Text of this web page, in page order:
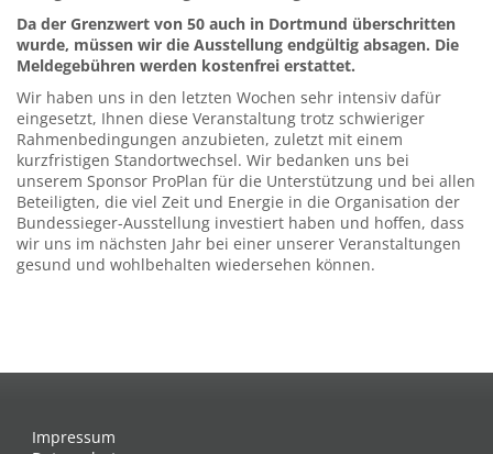
Da der Grenzwert von 50 auch in Dortmund überschritten
wurde, müssen wir die Ausstellung endgültig absagen. Die
Meldegebühren werden kostenfrei erstattet.
Wir haben uns in den letzten Wochen sehr intensiv dafür
eingesetzt, Ihnen diese Veranstaltung trotz schwieriger
Rahmenbedingungen anzubieten, zuletzt mit einem
kurzfristigen Standortwechsel. Wir bedanken uns bei
unserem Sponsor ProPlan für die Unterstützung und bei allen
Beteiligten, die viel Zeit und Energie in die Organisation der
Bundessieger-Ausstellung investiert haben und hoffen, dass
wir uns im nächsten Jahr bei einer unserer Veranstaltungen
gesund und wohlbehalten wiedersehen können.
Impressum